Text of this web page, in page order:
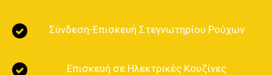
Επισκευή θερμοσίφωνα Εύοσμος Θεσσαλονίκη
Σύνδεση-Επισκευή Στεγνωτηρίου Ρούχων
Επισκευή σε Ηλεκτρικές Κουζίνες